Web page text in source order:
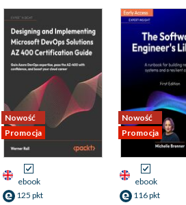
Nowość
Promocja
ebook
125 pkt
Nowość
Promocja
ebook
116 pkt